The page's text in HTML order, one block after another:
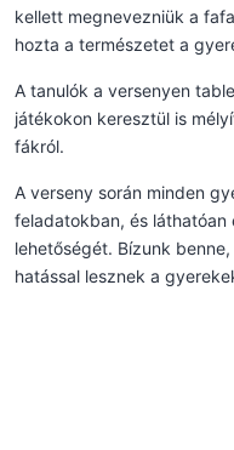
kellett megnevezniük a
hozta a természetet a
A tanulók a versenyen
játékokon keresztül is
fákról.
A verseny során minden
feladatokban, és
lehetőségét. Bízunk
hatással lesznek a